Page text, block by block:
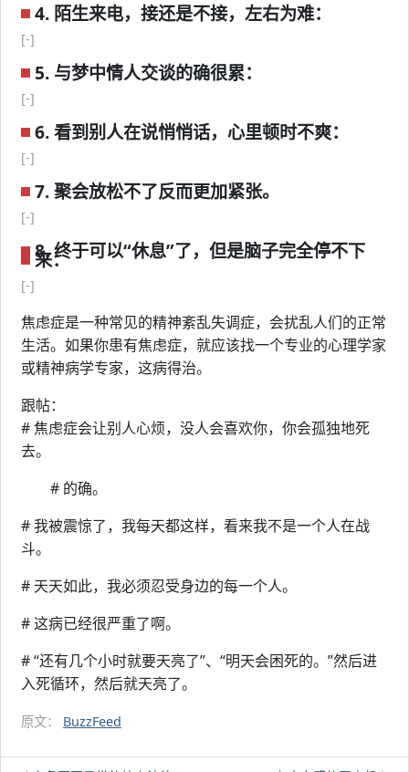
4. 陌生来电，接还是不接，左右为难：
[-]
5. 与梦中情人交谈的确很累：
[-]
6. 看到别人在说悄悄话，心里顿时不爽：
[-]
7. 聚会放松不了反而更加紧张。
[-]
8. 终于可以“休息”了，但是脑子完全停不下
来：
[-]
焦虑症是一种常见的精神紊乱失调症，会扰乱人们的正常
生活。如果你患有焦虑症，就应该找一个专业的心理学家
或精神病学专家，这病得治。
跟帖：
# 焦虑症会让别人心烦，没人会喜欢你，你会孤独地死
去。
# 的确。
# 我被震惊了，我每天都这样，看来我不是一个人在战
斗。
# 天天如此，我必须忍受身边的每一个人。
# 这病已经很严重了啊。
# “还有几个小时就要天亮了”、“明天会困死的。”然后进
入死循环，然后就天亮了。
原文： BuzzFeed